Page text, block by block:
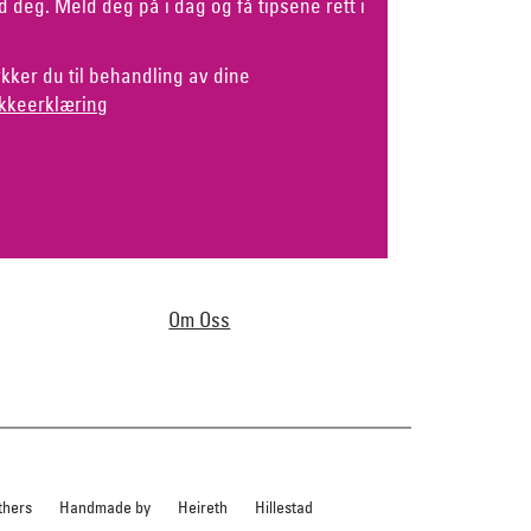
deg. Meld deg på i dag og få tipsene rett i
du til behandling av dine
Om Oss
Handmade by Heireth Hillestad